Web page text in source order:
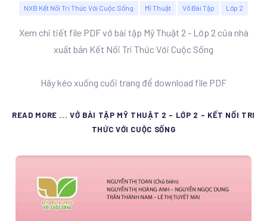
NXB Kết Nối Tri Thức Với Cuộc Sống Mĩ Thuật Vở Bài Tập Lớp 2
Xem chi tiết file PDF vở bài tập Mỹ Thuật 2 - Lớp 2 của nhà
xuất bản Kết Nối Tri Thức Với Cuộc Sống
Hãy kéo xuống cuối trang để download file PDF
READ MORE ... VỞ BÀI TẬP MỸ THUẬT 2 - LỚP 2 - KẾT NỐI TRI
THỨC VỚI CUỘC SỐNG